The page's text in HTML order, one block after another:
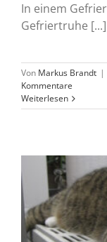
In einem
Gefriertruhe [...]
Von Markus Brandt |
Kommentare
Weiterlesen